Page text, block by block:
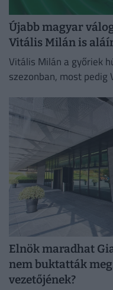
Újabb magyar
Vitális Milán is
Vitális Milán a győriek
szezonban, most
Elnök maradhat
nem buktatták
vezetőjének?